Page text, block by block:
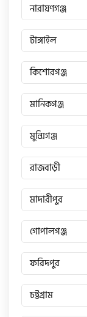
নারায়ণগঞ্জ
টাঙ্গাইল
কিশোরগঞ্জ
মানিকগঞ্জ
মুন্সিগঞ্জ
রাজবাড়ী
মাদারীপুর
গোপালগঞ্জ
ফরিদপুর
চট্টগ্রাম